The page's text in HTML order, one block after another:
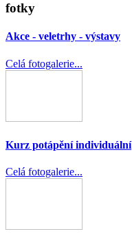
fotky
Akce - veletrhy - výstavy
Celá fotogalerie...
Kurz potápění individuální
Celá fotogalerie...